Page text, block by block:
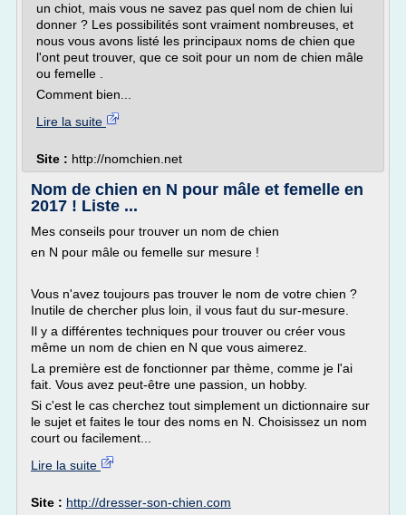
un chiot, mais vous ne savez pas quel nom de chien lui
donner ? Les possibilités sont vraiment nombreuses, et
nous vous avons listé les principaux noms de chien que
l'ont peut trouver, que ce soit pour un nom de chien mâle
ou femelle .
Comment bien...
Lire la suite
Site : http://nomchien.net
Nom de chien en N pour mâle et femelle en
2017 ! Liste ...
Mes conseils pour trouver un nom de chien
en N pour mâle ou femelle sur mesure !
Vous n'avez toujours pas trouver le nom de votre chien ?
Inutile de chercher plus loin, il vous faut du sur-mesure.
Il y a différentes techniques pour trouver ou créer vous
même un nom de chien en N que vous aimerez.
La première est de fonctionner par thème, comme je l'ai
fait. Vous avez peut-être une passion, un hobby.
Si c'est le cas cherchez tout simplement un dictionnaire sur
le sujet et faites le tour des noms en N. Choisissez un nom
court ou facilement...
Lire la suite
Site : http://dresser-son-chien.com